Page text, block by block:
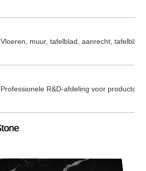
Vloeren, muur, tafelblad, aanrecht,
Professionele R&D-afdeling voor